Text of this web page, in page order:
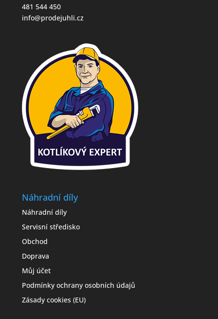
481 544 450
info@prodejuhli.cz
Náhradní díly
Náhradní díly
Servisní středisko
Obchod
Doprava
Můj účet
Podmínky ochrany osobních údajů
Zásady cookies (EU)